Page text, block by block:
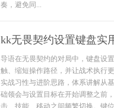
奏，避免同...
kk无畏契约设置键盘实
导语在无畏契约的对局中，键盘设
触、缩短操作路径，并让战术执行
实战习性与进阶思路，体系讲解从
础领会与设置目标在开始调整之前
击、技能、移动之间频繁切换。键